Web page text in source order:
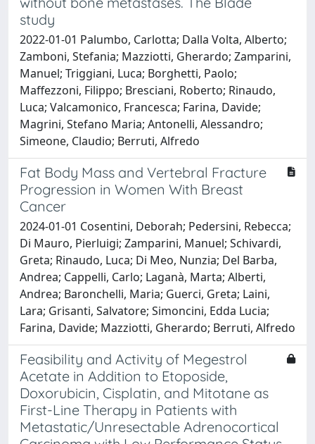
study
2022-01-01 Palumbo, Carlotta; Dalla Volta, Alberto;
Zamboni, Stefania; Mazziotti, Gherardo; Zamparini,
Manuel; Triggiani, Luca; Borghetti, Paolo;
Maffezzoni, Filippo; Bresciani, Roberto; Rinaudo,
Luca; Valcamonico, Francesca; Farina, Davide;
Magrini, Stefano Maria; Antonelli, Alessandro;
Simeone, Claudio; Berruti, Alfredo
Fat Body Mass and Vertebral Fracture
Progression in Women With Breast
Cancer
2024-01-01 Cosentini, Deborah; Pedersini, Rebecca;
Di Mauro, Pierluigi; Zamparini, Manuel; Schivardi,
Greta; Rinaudo, Luca; Di Meo, Nunzia; Del Barba,
Andrea; Cappelli, Carlo; Laganà, Marta; Alberti,
Andrea; Baronchelli, Maria; Guerci, Greta; Laini,
Lara; Grisanti, Salvatore; Simoncini, Edda Lucia;
Farina, Davide; Mazziotti, Gherardo; Berruti, Alfredo
Feasibility and Activity of Megestrol
Acetate in Addition to Etoposide,
Doxorubicin, Cisplatin, and Mitotane as
First-Line Therapy in Patients with
Metastatic/Unresectable Adrenocortical